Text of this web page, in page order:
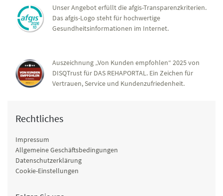
Unser Angebot erfüllt die afgis-Transparenzkriterien.
Das afgis-Logo steht für hochwertige
Gesundheitsinformationen im Internet.
Auszeichnung „Von Kunden empfohlen“ 2025 von
DISQTrust für DAS REHAPORTAL. Ein Zeichen für
Vertrauen, Service und Kundenzufriedenheit.
Rechtliches
Impressum
Allgemeine Geschäftsbedingungen
Datenschutzerklärung
Cookie-Einstellungen